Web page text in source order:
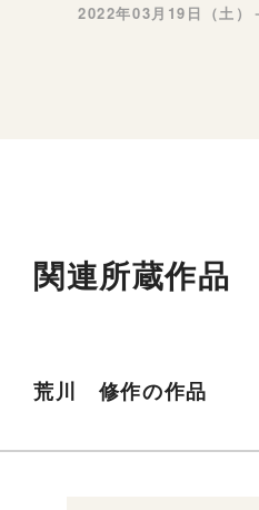
2022年03月19日（土）
関連所蔵作品
荒川 修作の作品